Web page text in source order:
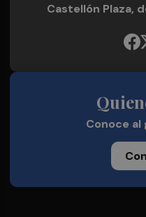
Castellón Plaza,
Conoce